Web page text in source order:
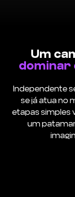
Um
dominar
Independente
se já atua no
etapas simples
um